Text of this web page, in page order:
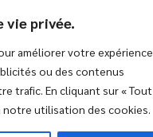
vie privée.
améliorer votre expérience
ou des contenus
trafic. En cliquant sur « Tout
notre utilisation des cookies.